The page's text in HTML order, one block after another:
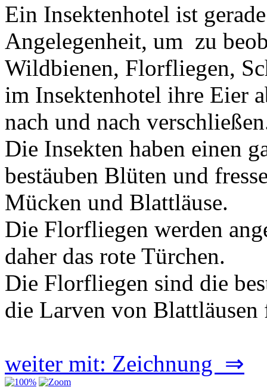
Ein Insektenhotel ist
Angelegenheit, um zu
Wildbienen, Florfliegen,
im Insektenhotel ihre Eier
nach und nach
Die Insekten haben einen
bestäuben Blüten und
Mücken und Blattläuse.
Die Florfliegen werden
daher das rote Türchen.
Die Florfliegen sind die
die Larven von Blattläusen
weiter mit: Zeichnung ⇒